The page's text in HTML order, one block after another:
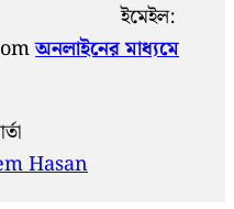
ইমেইল:
অনলাইনের মাধ্যমে
Hasan